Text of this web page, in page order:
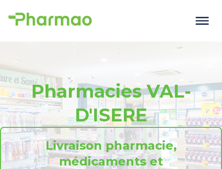
Pharmacies VAL-
D'ISERE
Livraison pharmacie,
médicaments et